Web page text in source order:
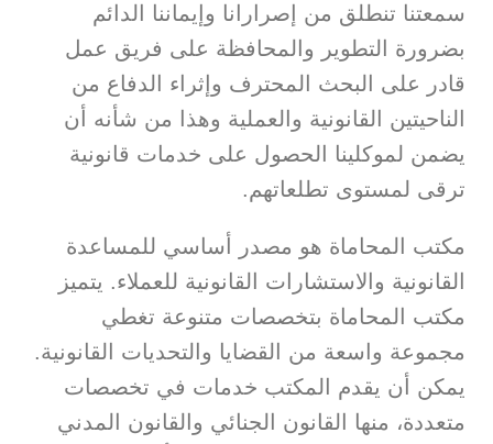
سمعتنا تنطلق من إصرارانا وإيماننا الدائم
بضرورة التطوير والمحافظة على فريق عمل
قادر على البحث المحترف وإثراء الدفاع من
الناحيتين القانونية والعملية وهذا من شأنه أن
يضمن لموكلينا الحصول على خدمات قانونية
ترقى لمستوى تطلعاتهم.
مكتب المحاماة هو مصدر أساسي للمساعدة
القانونية والاستشارات القانونية للعملاء. يتميز
مكتب المحاماة بتخصصات متنوعة تغطي
مجموعة واسعة من القضايا والتحديات القانونية.
يمكن أن يقدم المكتب خدمات في تخصصات
متعددة، منها القانون الجنائي والقانون المدني